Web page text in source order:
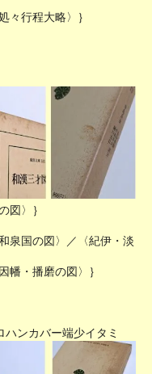
行程大略〉｝
図〉｝
泉国の図〉／〈紀伊・淡
・播磨の図〉｝
ンカバー端少イタミ